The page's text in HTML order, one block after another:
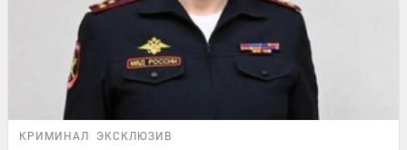
КРИМИНАЛ ЭКСКЛЮЗИВ